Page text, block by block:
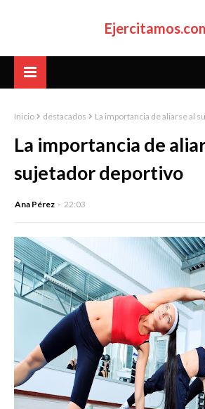
Inicio destacados La importancia de aliarse al
La importancia de
sujetador deportivo
Ana Pérez 22:03